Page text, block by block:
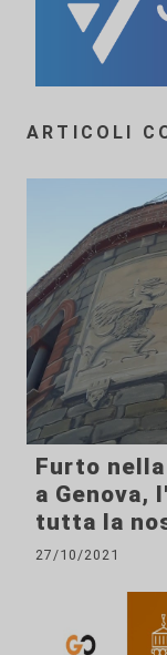
ARTICOLI
Furto
a Genova,
tutta la
27/10/2021